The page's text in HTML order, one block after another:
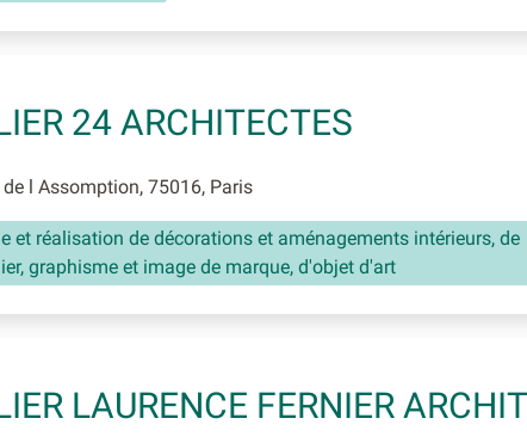
24 ARCHITECTES
de l Assomption, 75016, Paris
et réalisation de décorations et aménagements intérieurs, de
graphisme et image de marque, d'objet d'art
LAURENCE FERNIER